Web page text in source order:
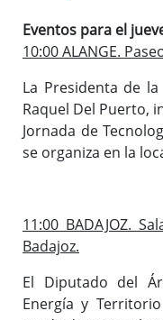
Eventos para el
10:00 ALANGE.
La Presidenta de
Raquel Del Puerto,
Jornada de
se organiza en la
11:00 BADAJOZ.
Badajoz.
El Diputado del
Energía y